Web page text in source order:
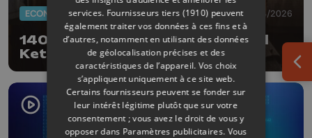
ECONOMIE 30/04/2026
140 emplois perdus chez Marichal
Ketin
services. Fournisseurs tiers (1910) peuvent
également traiter vos données à ces fins et à
d’autres, notamment en utilisant des données
de géolocalisation précises et des
caractéristiques de l’appareil. Vos choix
s’appliquent uniquement à ce site web.
Certains fournisseurs peuvent se fonder sur
leur intérêt légitime plutôt que sur votre
consentement ; vous avez le droit de vous y
opposer dans Paramètres publicitaires. Vous